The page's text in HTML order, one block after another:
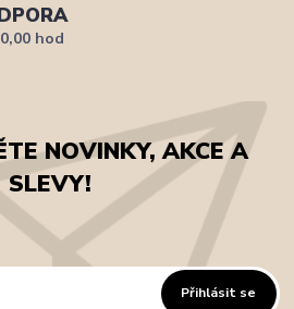
hod
NOVINKY, AKCE A
SLEVY!
Přihlásit se